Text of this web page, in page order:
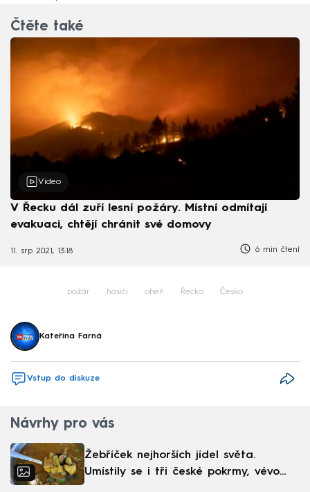
Čtěte také
Video
V Řecku dál zuří lesní požáry. Místní odmítají
evakuaci, chtějí chránit své domovy
11. srp 2021, 13:18 6 min čtení
požár hasiči oheň Řecko Česko
Kateřina Farná
Vstup do diskuze
Návrhy pro vás
Žebříček nejhorších jídel světa.
Umístily se i tři české pokrmy, vévodí